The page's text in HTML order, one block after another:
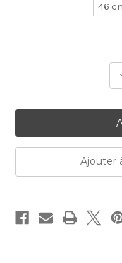
46
Ajouter